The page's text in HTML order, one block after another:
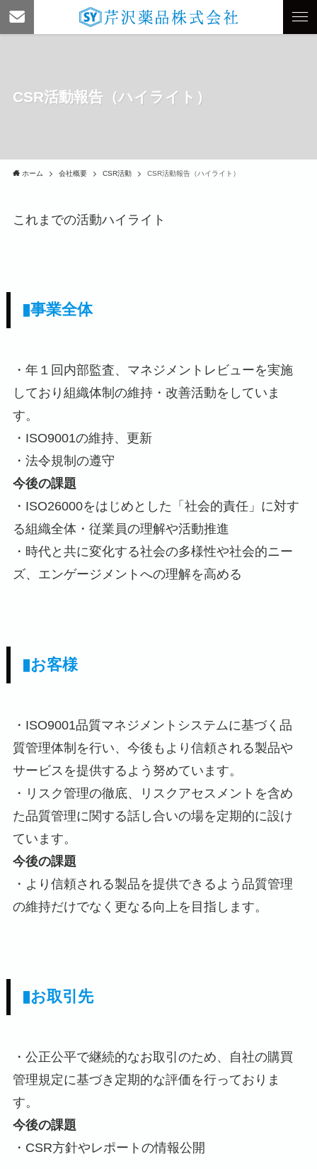
CSR活動報告（ハイライト）
ホーム 会社概要 CSR活動 CSR活動報告（ハイライト）
これまでの活動ハイライト
▮事業全体
・年１回内部監査、マネジメントレビューを実施
しており組織体制の維持・改善活動をしていま
す。
・ISO9001の維持、更新
・法令規制の遵守
今後の課題
・ISO26000をはじめとした「社会的責任」に対す
る組織全体・従業員の理解や活動推進
・時代と共に変化する社会の多様性や社会的ニー
ズ、エンゲージメントへの理解を高める
▮お客様
・ISO9001品質マネジメントシステムに基づく品
質管理体制を行い、今後もより信頼される製品や
サービスを提供するよう努めています。
・リスク管理の徹底、リスクアセスメントを含め
た品質管理に関する話し合いの場を定期的に設け
ています。
今後の課題
・より信頼される製品を提供できるよう品質管理
の維持だけでなく更なる向上を目指します。
▮お取引先
・公正公平で継続的なお取引のため、自社の購買
管理規定に基づき定期的な評価を行っておりま
す。
今後の課題
・CSR方針やレポートの情報公開